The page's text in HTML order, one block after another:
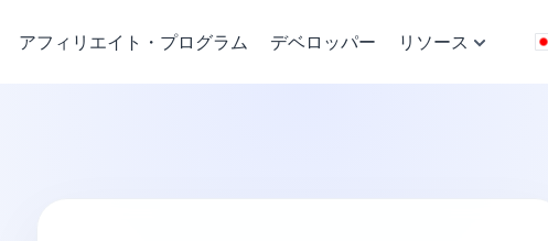
アフィリエイト・プログラム デベロッパー リソース